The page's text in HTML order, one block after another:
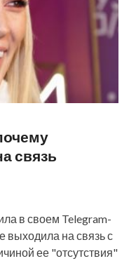
связь
в своем Telegram-
выходила на связь с
ее "отсутствия"